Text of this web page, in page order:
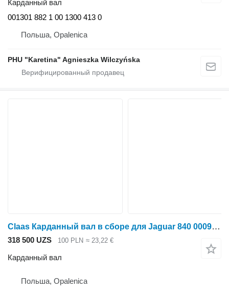
Карданный вал
001301 882 1 00 1300 413 0
Польша, Opalenica
PHU "Karetina" Agnieszka Wilczyńska
Claas Карданный вал в сборе для Jaguar 840 0009845201 0009845202 0009 для Claas
318 500 UZS 100 PLN ≈ 23,22 €
Карданный вал
Польша, Opalenica